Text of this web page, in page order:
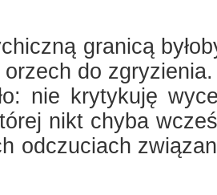
granicą
do zgryzienia.
nie krytykuję
nikt chyba
odczuciach